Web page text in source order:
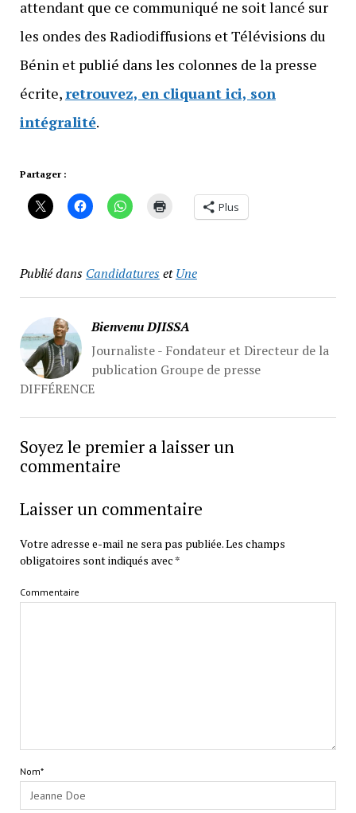
attendant que ce communiqué ne soit lancé sur
les ondes des Radiodiffusions et Télévisions du
Bénin et publié dans les colonnes de la presse
écrite,retrouvez, en cliquant ici, son
intégralité.
Partager :
Plus
Publié dans CandidaturesetUne
Bienvenu DJISSA
Journaliste - Fondateur et Directeur de la
publication Groupe de presse
DIFFÉRENCE
Soyez le premier a laisser un
commentaire
Laisser un commentaire
Votre adresse e-mail ne sera pas publiée.Les champs
obligatoires sont indiqués avec *
Commentaire
Nom*